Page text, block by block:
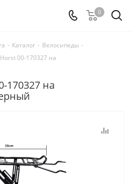
0
- Каталог - Велосипеды -
00-170327 на
170327 на